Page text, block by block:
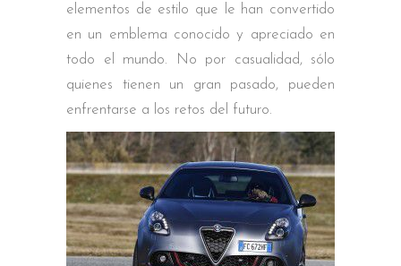
elementos de estilo que le han convertido
en un emblema conocido y apreciado en
todo el mundo. No por casualidad, sólo
quienes tienen un gran pasado, pueden
enfrentarse a los retos del futuro.